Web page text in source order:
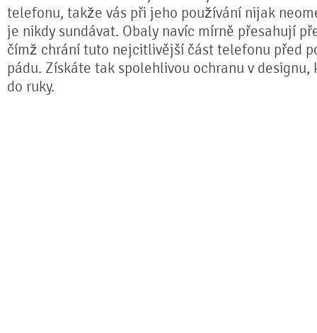
telefonu, takže vás při jeho používání nijak
je nikdy sundávat. Obaly navíc mírně přesahují
čímž chrání tuto nejcitlivější část telefonu před
pádu. Získáte tak spolehlivou ochranu v designu,
do ruky.